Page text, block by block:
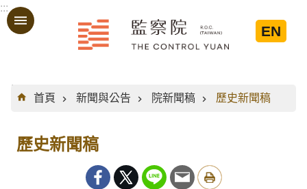
跳到主要內容區塊
:::
EN
:::
首頁
新聞與公告 院新聞稿 歷史新聞稿
歷史新聞稿